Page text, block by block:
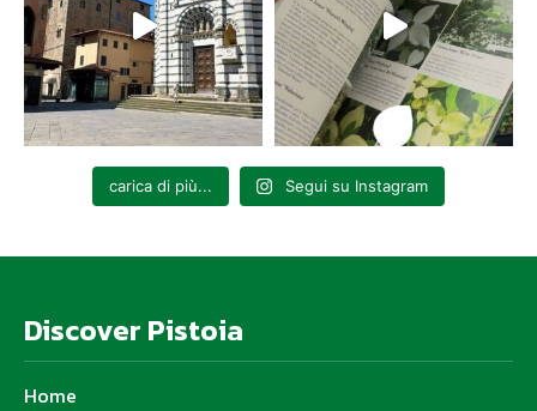
carica di più... Segui su Instagram
Discover Pistoia
Home